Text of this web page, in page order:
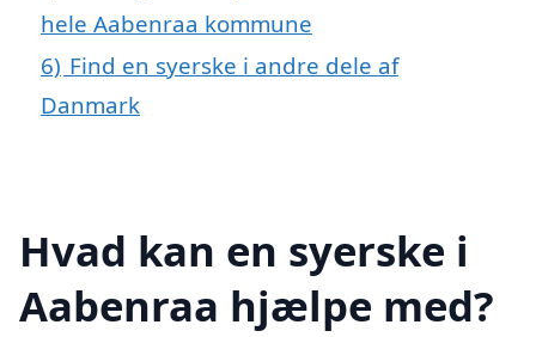
hele Aabenraa kommune
6) Find en syerske i andre dele af
Danmark
Hvad kan en syerske i
Aabenraa hjælpe med?